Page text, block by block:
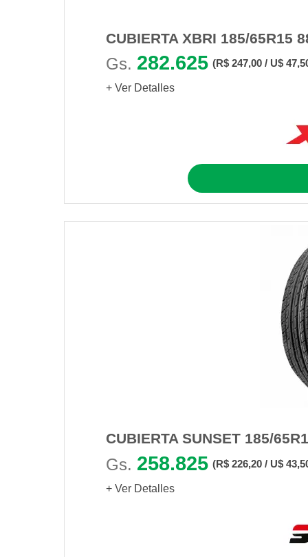
CUBIERTA XBRI 185/65R15
Gs. 282.625 (R$ 247,00 / U$
+ Ver Detalles
CUBIERTA SUNSET 185/
Gs. 258.825 (R$ 226,20 / U$
+ Ver Detalles